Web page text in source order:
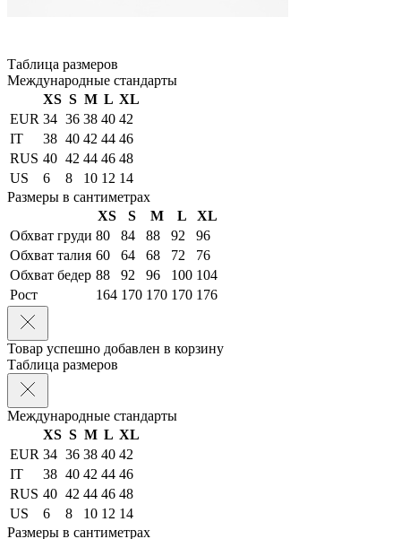
Таблица размеров
Международные стандарты
XS S M L XL
EUR 34 36 38 40 42
IT
38 40 42 44 46
RUS 40 42 44 46 48
US
6 8 10 12 14
Размеры в сантиметрах
XS
S M L
XL
Обхват груди 80 84 88 92
96
Обхват талия 60 64 68 72
76
Обхват бедер 88 92 96 100 104
Рост
164 170 170 170 176
Товар успешно добавлен в корзину
Таблица размеров
Международные стандарты
XS S M L XL
EUR 34 36 38 40 42
IT
38 40 42 44 46
RUS 40 42 44 46 48
US
6 8 10 12 14
Размеры в сантиметрах